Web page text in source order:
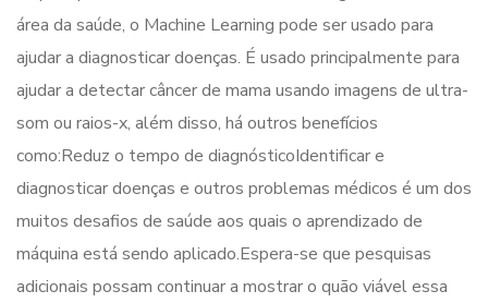
área da saúde, o Machine Learning pode ser usado para
ajudar a diagnosticar doenças. É usado principalmente para
ajudar a detectar câncer de mama usando imagens de ultra-
som ou raios-x, além disso, há outros benefícios
como:Reduz o tempo de diagnósticoIdentificar e
diagnosticar doenças e outros problemas médicos é um dos
muitos desafios de saúde aos quais o aprendizado de
máquina está sendo aplicado.Espera-se que pesquisas
adicionais possam continuar a mostrar o quão viável essa